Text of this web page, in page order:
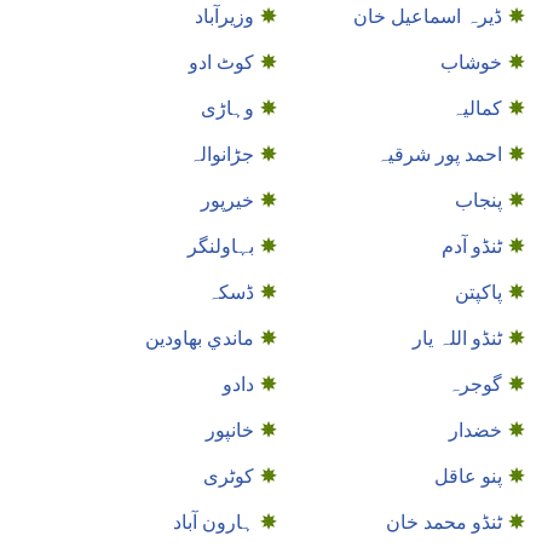
ڈیرہ اسماعیل خان
وزیرآباد
خوشاب
کوٹ ادو
کمالیہ
وہاڑی
احمد پور شرقیہ
جڑانوالہ
پنجاب
خيرپور
ٹنڈو آدم
بہاولنگر
پاکپتن
ڈسکہ
ٹنڈو اللہ یار
ماندي بهاودين
گوجرہ
دادو
خضدار
خانپور
پنو عاقل
کوٹری
ٹنڈو محمد خان
ہارون آباد